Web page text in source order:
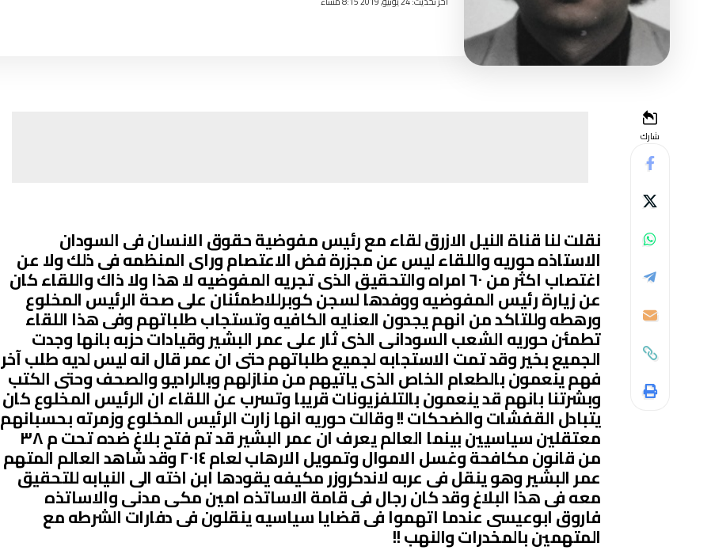
شارك
نقلت لنا قناة النيل الازرق لقاء مع رئيس مفوضية حقوق الانسان فى السودان
الاستاذه حوريه واللقاء ليس عن مجزرة فض الاعتصام وراى المنظمه فى ذلك ولا عن
اغتصاب اكثر من ٦٠ امراه والتحقيق الذى تجريه المفوضيه لا هذا ولا ذاك واللقاء كان
عن زيارة رئيس المفوضيه ووفدها لسجن كوبرللاطمئنان على صحة الرئيس المخلوع
ورهطه وللتاكد من انهم يجدون العنايه الكافيه وتستجاب طلباتهم وفى هذا اللقاء
تطمئن حوريه الشعب السودانى الذى ثار على عمر البشير وقيادات حزبه بانها وجدت
الجميع بخير وقد تمت الاستجابه لجميع طلباتهم حتى ان عمر قال انه ليس لديه طلب آخر
فهم ينعمون بالطعام الخاص الذى ياتيهم من منازلهم وبالراديو والصحف وحتى الكتب
وبشرتنا بانهم قد ينعمون بالتلفزيونات قريبا وتسرب عن اللقاء ان الرئيس المخلوع كان
يتبادل القفشات والضحكات !! وقالت حوريه انها زارت الرئيس المخلوع وزمرته بحسبانهم
معتقلين سياسيين بينما العالم يعرف ان عمر البشير قد تم فتح بلاغ ضده تحت م ٣٨
من قانون مكافحة وغسل الاموال وتمويل الارهاب لعام ٢٠١٤ وقد شاهد العالم المتهم
عمر البشير وهو ينقل فى عربه لاندكروزر مكيفه يقودها ابن اخته الى النيابه للتحقيق
معه فى هذا البلاغ وقد كان رجال فى قامة الاساتذه امين مكى مدنى والاساتذه
فاروق ابوعيسى عندما اتهموا فى قضايا سياسيه ينقلون فى دفارات الشرطه مع
المتهمين بالمخدرات والنهب !!